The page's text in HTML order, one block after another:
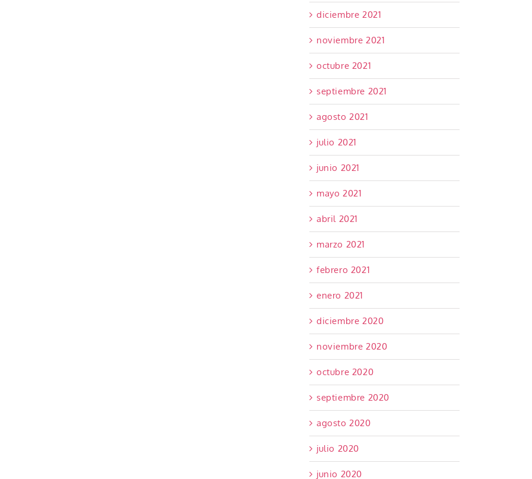
diciembre 2021
noviembre 2021
octubre 2021
septiembre 2021
agosto 2021
julio 2021
junio 2021
mayo 2021
abril 2021
marzo 2021
febrero 2021
enero 2021
diciembre 2020
noviembre 2020
octubre 2020
septiembre 2020
agosto 2020
julio 2020
junio 2020